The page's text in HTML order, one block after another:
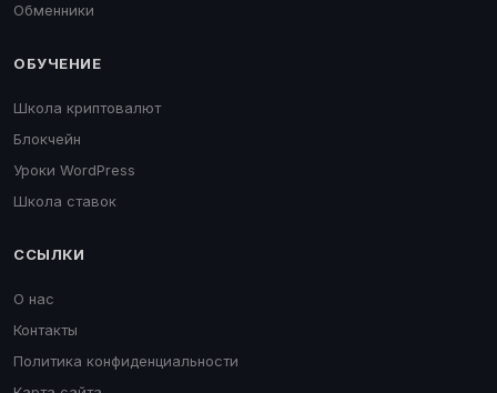
Обменники
ОБУЧЕНИЕ
Школа криптовалют
Блокчейн
Уроки WordPress
Школа ставок
ССЫЛКИ
О нас
Контакты
Политика конфиденциальности